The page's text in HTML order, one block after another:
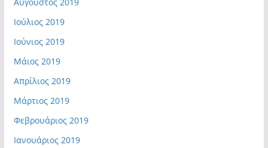
Ιούλιος 2019
Ιούνιος 2019
Μάιος 2019
Απρίλιος 2019
Μάρτιος 2019
Φεβρουάριος 2019
Ιανουάριος 2019